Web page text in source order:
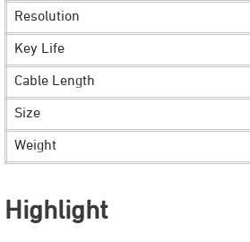
JETEX MSX101 adalah mouse
empuk untuk meningkatkan
Resolution
Key Life
Cable Length
Size
Weight
Highlight